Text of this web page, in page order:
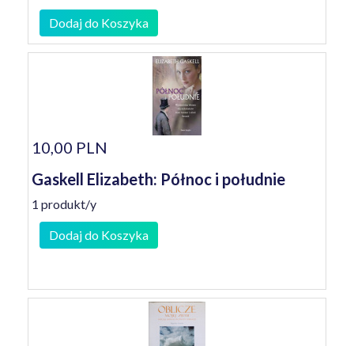
Dodaj do Koszyka
10,00 PLN
Gaskell Elizabeth: Północ i południe
1 produkt/y
Dodaj do Koszyka